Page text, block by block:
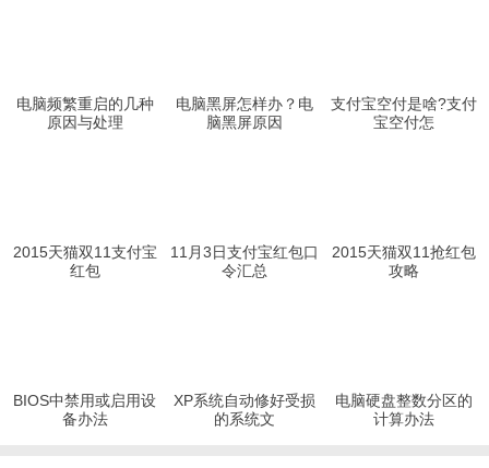
电脑频繁重启的几种
原因与处理
电脑黑屏怎样办？电
脑黑屏原因
支付宝空付是啥?支付
宝空付怎
2015天猫双11支付宝
红包
11月3日支付宝红包口
令汇总
2015天猫双11抢红包
攻略
BIOS中禁用或启用设
备办法
XP系统自动修好受损
的系统文
电脑硬盘整数分区的
计算办法